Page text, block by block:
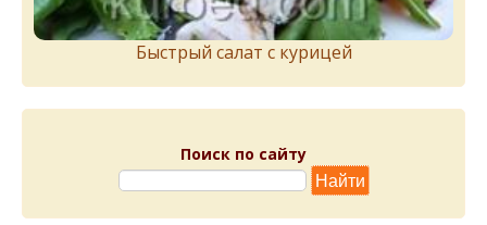
Быстрый салат с курицей
Поиск по сайту